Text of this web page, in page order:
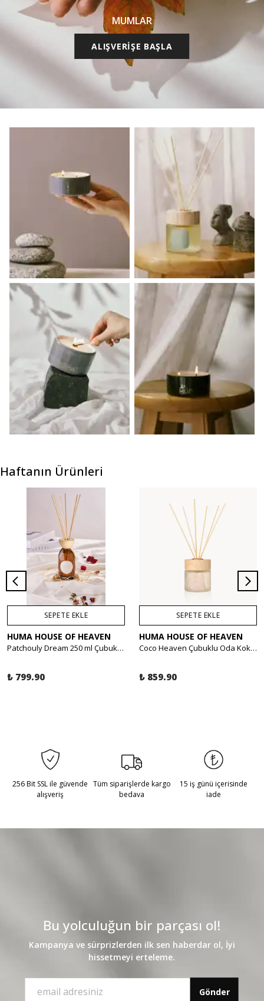
MUMLAR
ALIŞVERİŞE BAŞLA
Haftanın Ürünleri
SEPETE EKLE
HUMA HOUSE OF HEAVEN
Patchouly Dream 250 ml Çubuklu Oda Kokusu - Reed Diffuser
₺ 799.90
SEPETE EKLE
HUMA HOUSE OF HEAVEN
Coco Heaven Çubuklu Oda Kokusu - Vanilya, Hindistan Cevizi 120ml
₺ 859.90
256 Bit SSL ile güvende
alışveriş
Tüm siparişlerde kargo
bedava
15 iş günü içerisinde
iade
Bu yolculuğun bir parçası ol!
Kampanya ve sürprizlerden ilk sen haberdar ol, İyi
hissetmeyi erteleme.
Gönder